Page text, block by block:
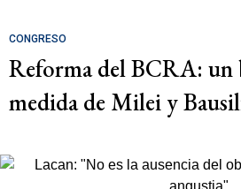
CONGRESO
Reforma del BCRA: un
medida de Milei y